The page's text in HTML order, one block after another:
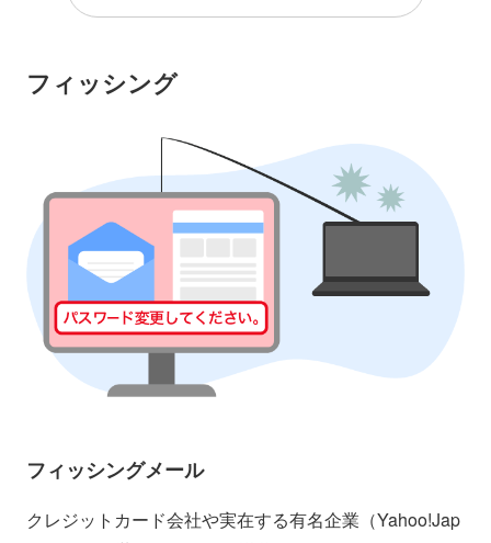
フィッシング
フィッシングメール
クレジットカード会社や実在する有名企業（Yahoo!Jap